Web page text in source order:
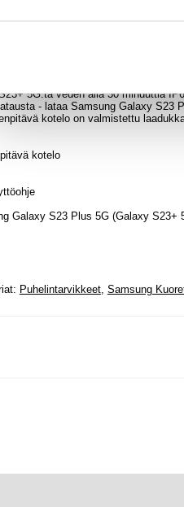
S23+ 5G jokaiseen seikkailuun,
ja laadukkaista TPU-, PET- ja PC-
tarkoittaa, että voit käyttää
kotelo Samsung Galaxy S23 Plus
- suojaa laitetta onnistuneesti 2
5G:tä veden alla 30 minuuttia
- lataa Samsung Galaxy S23
kotelo on valmistettu
kotelo
Galaxy S23 Plus 5G (Galaxy S23+
Puhelintarvikkeet, Samsung